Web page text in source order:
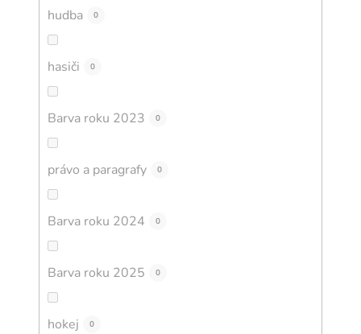
hudba 0
hasiči 0
Barva roku 2023 0
právo a paragrafy 0
Barva roku 2024 0
Barva roku 2025 0
hokej 0